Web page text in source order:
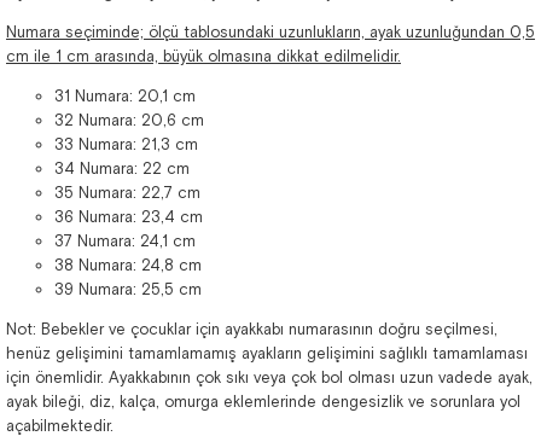
Numara seçiminde; ölçü tablosundaki uzunlukların, ayak uzunluğundan 0,5
cm ile 1 cm arasında, büyük olmasına dikkat edilmelidir.
31 Numara: 20,1 cm
32 Numara: 20,6 cm
33 Numara: 21,3 cm
34 Numara: 22 cm
35 Numara: 22,7 cm
36 Numara: 23,4 cm
37 Numara: 24,1 cm
38 Numara: 24,8 cm
39 Numara: 25,5 cm
Not: Bebekler ve çocuklar için ayakkabı numarasının doğru seçilmesi,
henüz gelişimini tamamlamamış ayakların gelişimini sağlıklı tamamlaması
için önemlidir. Ayakkabının çok sıkı veya çok bol olması uzun vadede ayak,
ayak bileği, diz, kalça, omurga eklemlerinde dengesizlik ve sorunlara yol
açabilmektedir.